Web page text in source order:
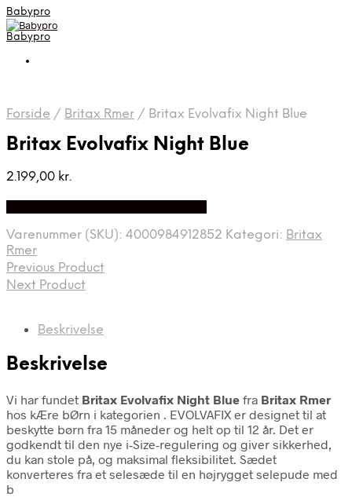
Babypro
Babypro
Forside / Britax Rmer / Britax Evolvafix Night Blue
Britax Evolvafix Night Blue
2.199,00 kr.
Varenummer (SKU): 4000984912852 Kategori: Britax
Rmer
Previous Product
Next Product
Beskrivelse
Beskrivelse
Vi har fundet Britax Evolvafix Night Blue fra Britax Rmer
hos kÆre bØrn i kategorien . EVOLVAFIX er designet til at
beskytte børn fra 15 måneder og helt op til 12 år. Det er
godkendt til den nye i-Size-regulering og giver sikkerhed,
du kan stole på, og maksimal fleksibilitet. Sædet
konverteres fra et selesæde til en højrygget selepude med
b